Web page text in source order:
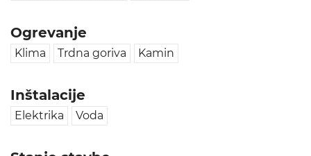
Ogrevanje
Klima Trdna goriva Kamin
Inštalacije
Elektrika Voda